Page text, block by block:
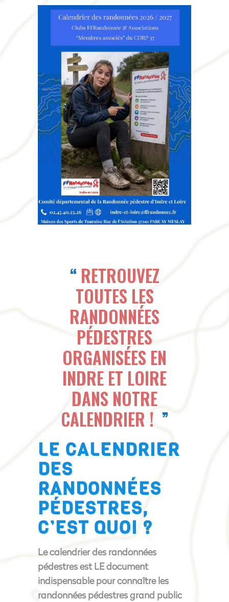
RETROUVEZ
TOUTES LES
RANDONNÉES
PÉDESTRES
ORGANISÉES EN
INDRE ET LOIRE
DANS NOTRE
CALENDRIER !
LE CALENDRIER
DES
RANDONNÉES
PÉDESTRES,
C’EST QUOI ?
Le calendrier des randonnées
pédestres est LE document
indispensable pour connaître les
randonnées pédestres grand public